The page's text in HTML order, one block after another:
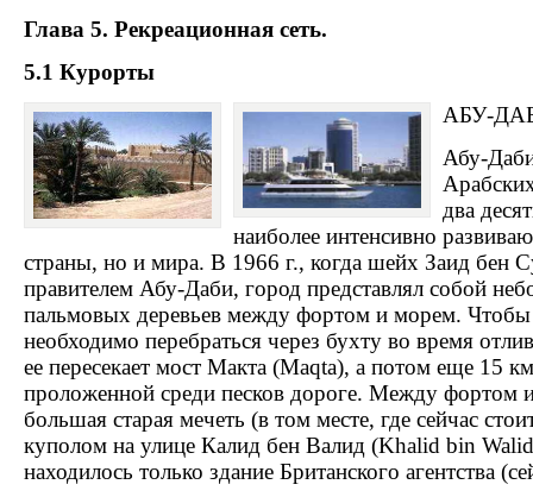
Глава 5. Рекреационная сеть.
5.1 Курорты
АБУ-
Абу-
два
наиболее интенсивно
страны, но и мира. В 1966 г., когда шейх Заид бен
правителем Абу-Даби, город представлял собой
пальмовых деревьев между фортом и морем.
необходимо перебраться через бухту во время
ее пересекает мост Макта (Maqta), а потом еще 15
проложенной среди песков дороге. Между фортом
большая старая мечеть (в том месте, где сейчас
куполом на улице Калид бен Валид (Khalid bin
находилось только здание Британского агентства